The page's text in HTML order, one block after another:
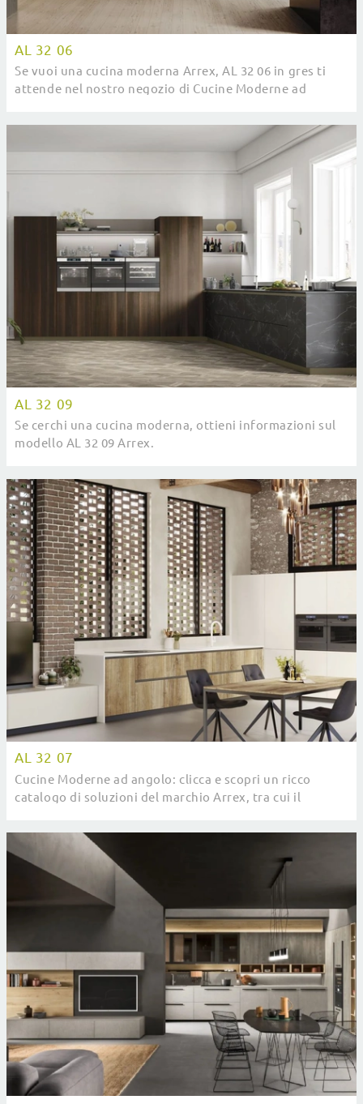
AL 32 06
Se vuoi una cucina moderna Arrex, AL 32 06 in gres ti
attende nel nostro negozio di Cucine Moderne ad
AL 32 09
Se cerchi una cucina moderna, ottieni informazioni sul
modello AL 32 09 Arrex.
AL 32 07
Cucine Moderne ad angolo: clicca e scopri un ricco
catalogo di soluzioni del marchio Arrex, tra cui il